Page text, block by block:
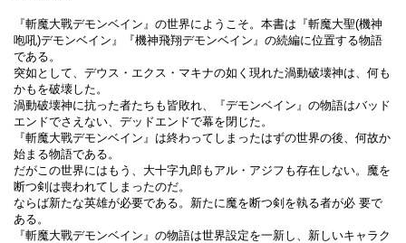
『斬魔大戰デモンベイン』の世界にようこそ。本書は『斬魔大聖(機神
咆吼)デモンベイン』『機神飛翔デモンベイン』の続編に位置する物語
である。
突如として、デウス・エクス・マキナの如く現れた渦動破壊神は、何も
かもを破壊した。
渦動破壊神に抗った者たちも皆敗れ、『デモンベイン』の物語はバッド
エンドでさえない、デッドエンドで幕を閉じた。
『斬魔大戰デモンベイン』は終わってしまったはずの世界の後、何故か
始まる物語である。
だがこの世界にはもう、大十字九郎もアル・アジフも存在しない。魔を
断つ剣は喪われてしまったのだ。
ならば新たな英雄が必要である。新たに魔を断つ剣を執る者が必 要で
ある。
『斬魔大戰デモンベイン』の物語は世界設定を一新し、新しいキャラク